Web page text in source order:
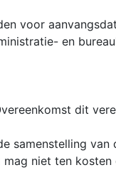
voor
en
dit
samenstelling
niet ten